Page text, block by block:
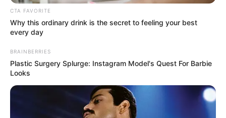
Penal municipal. Sentencia que fue proferida durante una
audiencia en el Centro de Servicios judiciales de la ciudad
de Barranquilla.
COVID-19 en cárcel El Bosque
El interno
había sido confirmado como positivo para
, por lo cual las directivas del centro de
reclusión, habían tomado la determinación de aislarlo del
CTA FAVORITE
Why this ordinary drink is the secret to feeling your best
every day
BRAINBERRIES
Plastic Surgery Splurge: Instagram Model's Quest For Barbie
Looks